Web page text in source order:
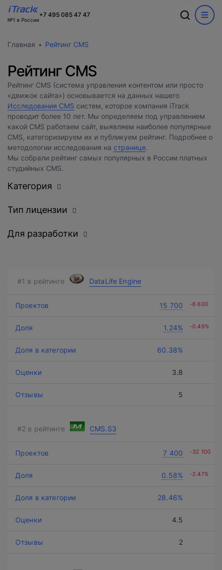
№1 в России
+7 495 085 47 47
Главная Рейтинг CMS
Рейтинг CMS
Рейтинг CMS (система управления контентом или просто
«движок сайта») основывается на данных нашего
Исследования CMS систем, которое компания iTrack
проводит более 10 лет. Мы определяем под управлением
какой CMS работаем сайт, выявляем наиболее популярные
CMS, категоризируем их и публикуем рейтинг. Подробнее о
методологии исследования на странице.
Мы собрали рейтинг самых популярных в России платных
студийных CMS.
Категория
Тип лицензии
Для разработки
DataLife Engine
15 700 -6 600
1.24% -0.49%
60.38%
3.8
5
CMS.S3
7 400 -32 100
0.58% -2.47%
28.46%
4.5
2
проект?
Заполните форму и наш специалист
свяжется с вами
Нажимая на кнопку, вы даете
согласие на обработку
политикой конфиденциальности
свяжется наш лучший менеджер
Ошибка
Произошла ошибка при выполнении запроса. Пожалуйста,
Новости
Вакансии
Акции
WEB
Разработка сайтов на 1С-Битрикс
Техподдержка
Тарифы и цены
CRM
Внедрение Битрикс24
Развитие Битрикс24
День с экспертом
Статистики для Битрикс24
Тарифы и цены
Корпоративный портал Битрикс24
CRM для отдела продаж
ДЕМО CRM Битрикс24
Кейсы
Сайты
CRM
Блог
Контакты